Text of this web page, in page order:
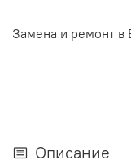
Замена и ремонт в
Описание